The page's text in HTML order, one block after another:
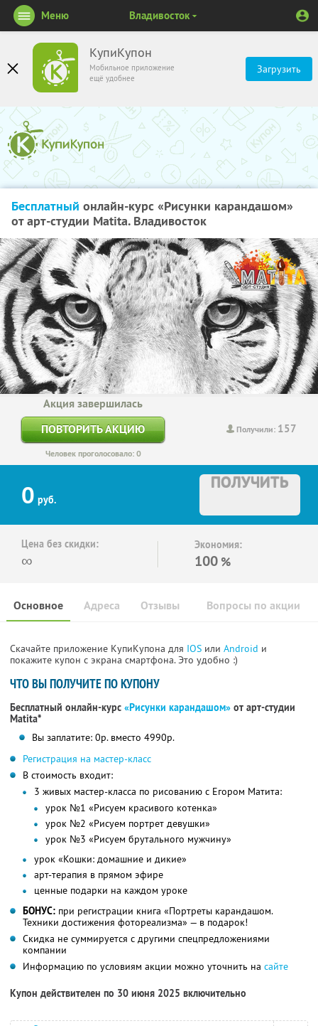
КупиКупон
Мобильное приложение
ещё удобнее
Загрузить
Меню Владивосток
Бесплатный онлайн-курс «Рисунки карандашом»
от арт-студии Matita. Владивосток
Получили: 157
Акция завершилась
ПОВТОРИТЬ АКЦИЮ
Человек проголосовало: 0
0 руб.
ПОЛУЧИТЬ
Цена без скидки:
∞
Экономия:
100 %
Основное Отзывы Вопросы по акции
Адреса
Скачайте приложение КупиКупона для IOS или Android и
покажите купон с экрана смартфона. Это удобно :)
ЧТО ВЫ ПОЛУЧИТЕ ПО КУПОНУ
Бесплатный онлайн-курс «Рисунки карандашом» от арт-студии
Matita*
Вы заплатите: 0р. вместо 4990р.
Регистрация на мастер-класс
В стоимость входит:
3 живых мастер-класса по рисованию с Егором Матита:
урок №1 «Рисуем красивого котенка»
урок №2 «Рисуем портрет девушки»
урок №3 «Рисуем брутального мужчину»
урок «Кошки: домашние и дикие»
арт-терапия в прямом эфире
ценные подарки на каждом уроке
БОНУС: при регистрации книга «Портреты карандашом.
Техники достижения фотореализма» — в подарок!
Скидка не суммируется с другими спецпредложениями
компании
Информацию по условиям акции можно уточнить на сайте
Купон действителен по 30 июня 2025 включительно